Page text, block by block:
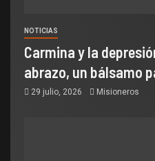
NOTICIAS
Carmina y la
abrazo, un bálsamo
29 julio, 2026 Misioneros